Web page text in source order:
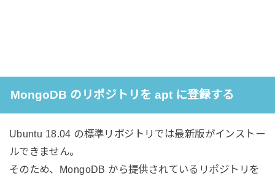
MongoDB のリポジトリを apt に登録する
Ubuntu 18.04 の標準リポジトリでは最新版がインストー
ルできません。
そのため、MongoDB から提供されているリポジトリを